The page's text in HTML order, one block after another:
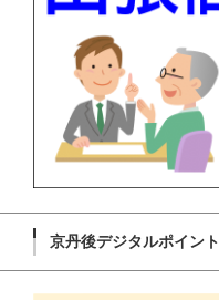
京丹後デジタルポイント